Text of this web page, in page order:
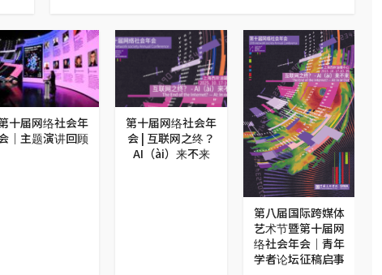
十届网络社会年
｜主题演讲回顾
第十届网络社会年
会 | 互联网之终？
AI（ài）来不来
第八届国际跨媒体
艺术节暨第十届网
络社会年会｜青年
学者论坛征稿启事